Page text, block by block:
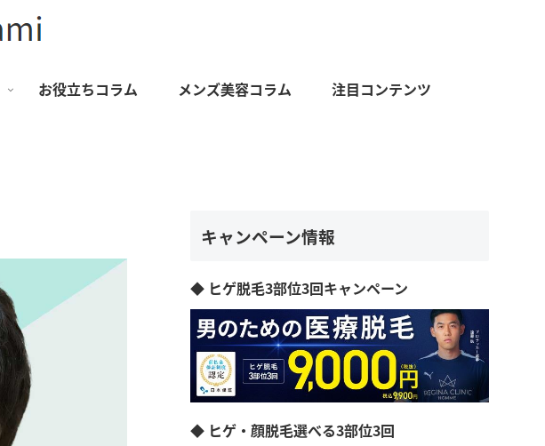
お役立ちコラム メンズ美容コラム 注目コンテンツ
キャンペーン情報
◆ ヒゲ脱毛3部位3回キャンペーン
◆ ヒゲ・顔脱毛選べる3部位3回